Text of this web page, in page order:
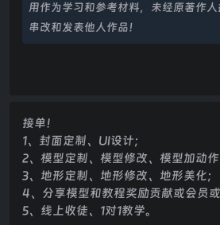
用作为学习和参考材料，未经原著作
串改和发表他人作品！
接单！
1、封面定制、UI设计；
2、模型定制、模型修改、模型加动作
3、地形定制、地形修改、地形美化；
4、分享模型和教程奖励贡献或会员或
5、线上收徒、1对1教学。